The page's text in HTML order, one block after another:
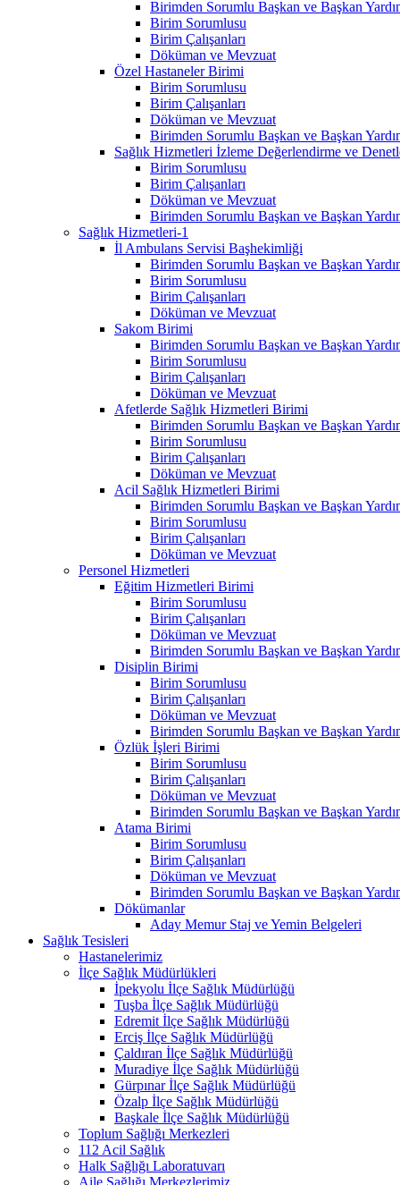
Birimden Sorumlu Başkan ve Başkan
Birim Sorumlusu
Birim Çalışanları
Döküman ve Mevzuat
Özel Hastaneler Birimi
Birim Sorumlusu
Birim Çalışanları
Döküman ve Mevzuat
Birimden Sorumlu Başkan ve Başkan
Sağlık Hizmetleri İzleme Değerlendirme ve
Birim Sorumlusu
Birim Çalışanları
Döküman ve Mevzuat
Birimden Sorumlu Başkan ve Başkan
Sağlık Hizmetleri-1
İl Ambulans Servisi Başhekimliği
Birimden Sorumlu Başkan ve Başkan
Birim Sorumlusu
Birim Çalışanları
Döküman ve Mevzuat
Sakom Birimi
Birimden Sorumlu Başkan ve Başkan
Birim Sorumlusu
Birim Çalışanları
Döküman ve Mevzuat
Afetlerde Sağlık Hizmetleri Birimi
Birimden Sorumlu Başkan ve Başkan
Birim Sorumlusu
Birim Çalışanları
Döküman ve Mevzuat
Acil Sağlık Hizmetleri Birimi
Birimden Sorumlu Başkan ve Başkan
Birim Sorumlusu
Birim Çalışanları
Döküman ve Mevzuat
Personel Hizmetleri
Eğitim Hizmetleri Birimi
Birim Sorumlusu
Birim Çalışanları
Döküman ve Mevzuat
Birimden Sorumlu Başkan ve Başkan
Disiplin Birimi
Birim Sorumlusu
Birim Çalışanları
Döküman ve Mevzuat
Birimden Sorumlu Başkan ve Başkan
Özlük İşleri Birimi
Birim Sorumlusu
Birim Çalışanları
Döküman ve Mevzuat
Birimden Sorumlu Başkan ve Başkan
Atama Birimi
Birim Sorumlusu
Birim Çalışanları
Döküman ve Mevzuat
Birimden Sorumlu Başkan ve Başkan
Dökümanlar
Aday Memur Staj ve Yemin Belgeleri
Sağlık Tesisleri
Hastanelerimiz
İlçe Sağlık Müdürlükleri
İpekyolu İlçe Sağlık Müdürlüğü
Tuşba İlçe Sağlık Müdürlüğü
Edremit İlçe Sağlık Müdürlüğü
Erciş İlçe Sağlık Müdürlüğü
Çaldıran İlçe Sağlık Müdürlüğü
Muradiye İlçe Sağlık Müdürlüğü
Gürpınar İlçe Sağlık Müdürlüğü
Özalp İlçe Sağlık Müdürlüğü
Başkale İlçe Sağlık Müdürlüğü
Toplum Sağlığı Merkezleri
112 Acil Sağlık
Halk Sağlığı Laboratuvarı
Aile Sağlığı Merkezlerimiz